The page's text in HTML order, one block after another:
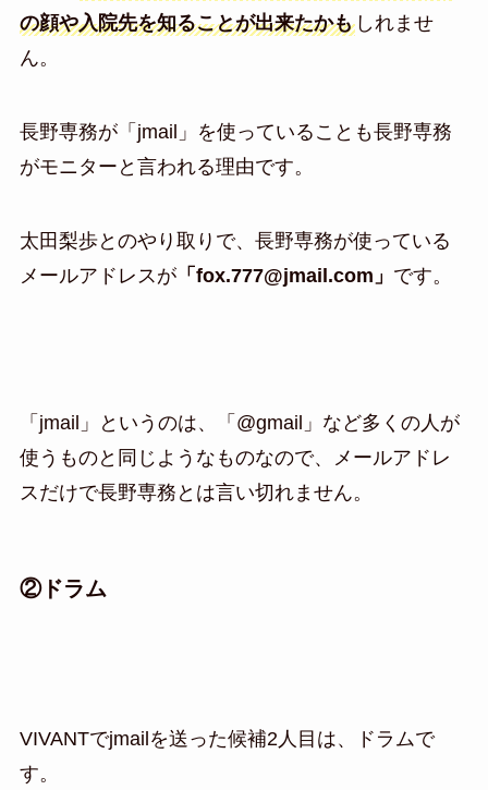
の顔や入院先を知ることが出来たかもしれませ
ん。
長野専務が「jmail」を使っていることも長野専務
がモニターと言われる理由です。
太田梨歩とのやり取りで、長野専務が使っている
メールアドレスが「fox.777@jmail.com」 です。
「jmail」というのは、「@gmail」など多くの人が
使うものと同じようなものなので、メールアドレ
スだけで長野専務とは言い切れません。
②ドラム
VIVANTでjmailを送った候補2人目は、ドラムで
す。